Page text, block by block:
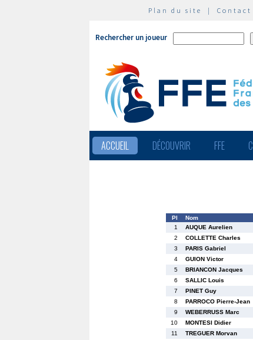
Plan du site | Contact
Rechercher un joueur
ACCUEIL DÉCOUVRIR FFE
Pl Nom
1
AUQUE Aurelien
2
COLLETTE Charles
3
PARIS Gabriel
4
GUION Victor
5
BRIANCON Jacques
6
SALLIC Louis
7
PINET Guy
8
PARROCO Pierre-Jean
9
WEBERRUSS Marc
10
MONTESI Didier
11
TREGUER Morvan